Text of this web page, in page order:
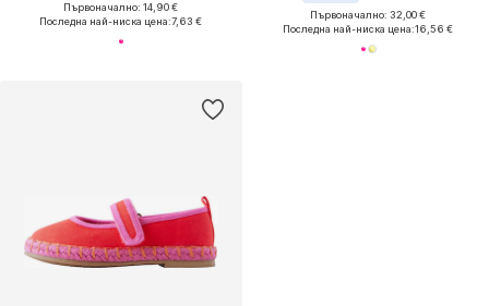
Първоначално: 14,90 €
Последна най-ниска цена:7,63 €
Първоначално: 32,00 €
Последна най-ниска цена:16,56 €